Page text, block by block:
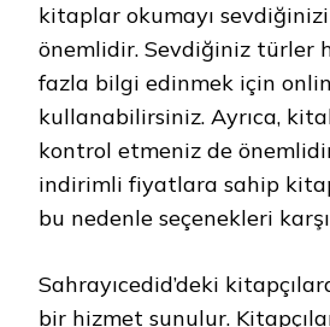
kitaplar okumayı
önemlidir. Sevdiğiniz türler
fazla bilgi edinmek için
kullanabilirsiniz. Ayrıca,
kontrol etmeniz de
indirimli fiyatlara sahip
bu nedenle seçenekleri
Sahrayıcedid’deki
bir hizmet sunulur.